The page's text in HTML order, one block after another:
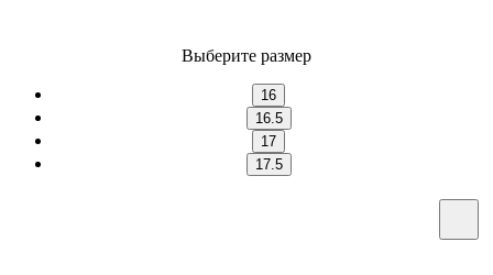
Выберите размер
16
16.5
17
17.5